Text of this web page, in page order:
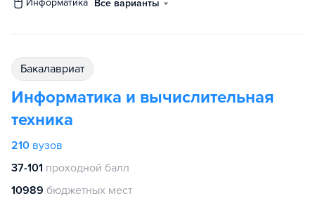
информатика Все варианты
бакалавриат
Информатика и вычислительная
техника
210 вузов
37-101 проходной балл
10989 бюджетных мест